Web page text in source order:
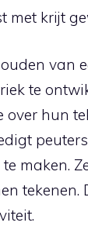
met krijt
van
te
over hun
maken.
tekenen.